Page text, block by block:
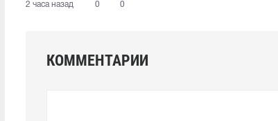
2 часа назад 0 0
КОММЕНТАРИИ